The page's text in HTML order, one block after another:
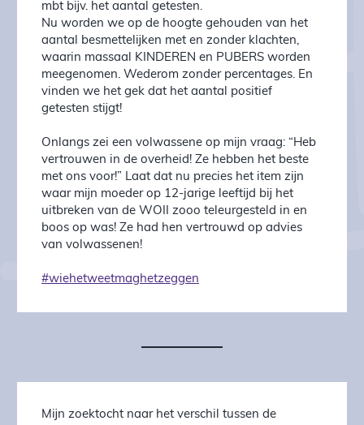
mbt bijv. het aantal getesten.
Nu worden we op de hoogte gehouden van het
aantal besmettelijken met en zonder klachten,
waarin massaal KINDEREN en PUBERS worden
meegenomen. Wederom zonder percentages. En
vinden we het gek dat het aantal positief
getesten stijgt!
Onlangs zei een volwassene op mijn vraag: “Heb
vertrouwen in de overheid! Ze hebben het beste
met ons voor!” Laat dat nu precies het item zijn
waar mijn moeder op 12-jarige leeftijd bij het
uitbreken van de WOII zooo teleurgesteld in en
boos op was! Ze had hen vertrouwd op advies
van volwassenen!
#wiehetweetmaghetzeggen
Mijn zoektocht naar het verschil tussen de